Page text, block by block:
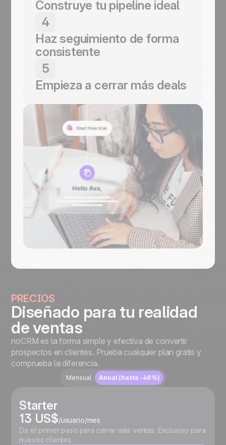
pocos clics.
Construye tu pipeline ideal
Crea un proceso de ventas que se adapte
a tu forma de trabajar.
4
Haz seguimiento de forma
consistente
Apóyate en los recordatorios y las señales
visuales para hacer avanzar tus deals.
5
Empieza a cerrar más deals
PRECIOS
Diseñado para tu realidad
de ventas
noCRM es la forma simple y efectiva de convertir
prospectos en clientes. Prueba cualquier plan gratis y
comprueba la diferencia.
Mensual Anual (hasta -40%)
Starter
13 US$/usuario/mes
Da el primer paso para cerrar más ventas. Exclusivo para
nuevos clientes.